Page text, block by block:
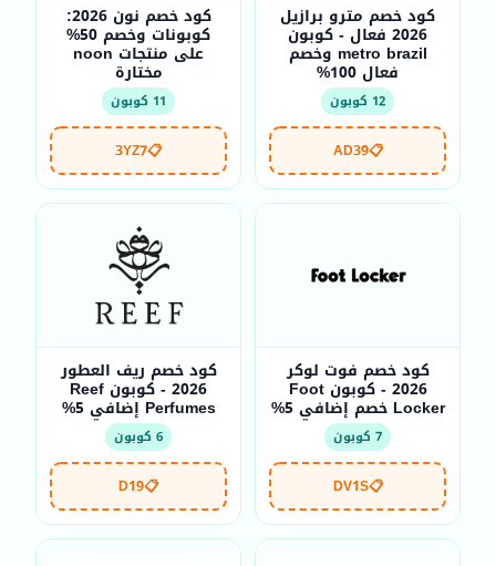
كود خصم مترو برازيل
2026 فعال - كوبون
metro brazil وخصم
فعال 100%
12 كوبون
📋
AD39
كود خصم نون 2026:
كوبونات وخصم 50%
على منتجات noon
مختارة
11 كوبون
📋
3YZ7
كود خصم فوت لوكر
2026 - كوبون Foot
Locker خصم إضافي 5%
7 كوبون
📋
DV1S
كود خصم ريف العطور
2026 - كوبون Reef
Perfumes إضافي 5%
6 كوبون
📋
D19